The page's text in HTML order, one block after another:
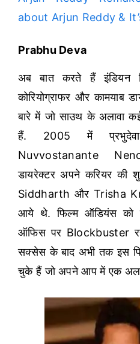
about Arjun Reddy &
Prabhu Deva
अब बात करते हैं इंडियन
कोरियोग्राफर और कामयाब
बारे में जो साउथ के अलावा
हैं. 2005 में
Nuvvostanante
डायरेक्टर अपने करियर
Siddharth और Trisha
आये थे. फिल्म ऑडियंस को
ऑफिस पर Blockbuster
सक्सेस के बाद अभी तक इस
चुके हैं जो अपने आप में एक अलग